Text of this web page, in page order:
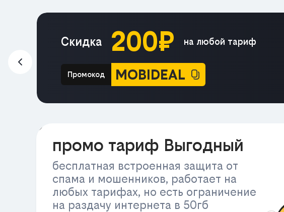
Скидка 200₽ на любой тариф
Промокод MOBIDEAL
промо тариф Выгодный
бесплатная встроенная защита от
спама и мошенников, работает на
любых тарифах, но есть ограничение
на раздачу интернета в 50гб